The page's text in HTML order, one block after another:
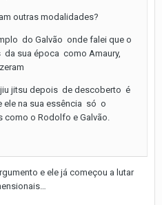
outras modalidades?
do Galvão onde falei que o
sua época como Amaury,
jitsu depois de descoberto é
ele na sua essência só o
o Rodolfo e Galvão.
e ele já começou a lutar